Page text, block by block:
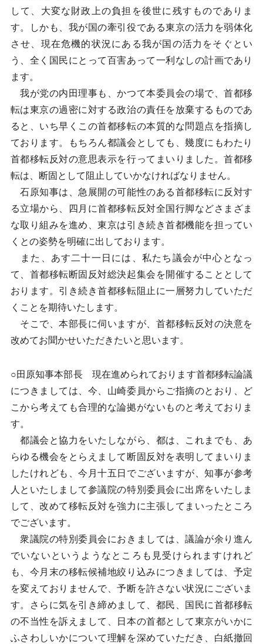
して、大変な財政上の負担を後世に残すものでありま
す。しかも、我が国の牽引役である東京の活力を弱体化
させ、現在危機的状況にある我が国の活力をそぐとい
う、全く国民にとって百害あって一利なしの計画であり
ます。
我が党の内田理事も、かつて本委員会の場で、首都移
転は東京の過密に対する政治の責任を放棄するものであ
ると、いち早くこの首都移転の本質的な問題点を指摘し
ております。もちろん都議会としても、幾度にもわたり
首都移転反対の意思表示を行ってまいりました。首都移
転は、断固として阻止していかなければなりません。
石原知事は、急展開の可能性のある首都移転に反対す
る立場から、四月に首都移転反対全国行脚などさまざま
な取り組みを進め、東京は引き続き首都機能を担ってい
くとの姿勢を明確に出しております。
また、あす二十一日には、私たち議会が中心となっ
て、首都移転断固反対総決起集会を開催することとして
おります。引き続き首都移転阻止に一層努力していただ
くことを期待いたします。
そこで、本部長に伺いますが、首都移転反対の決意を
改めてお聞かせいただきたいと思います。
○田原知事本部長 現在進められております首都移転論議
につきましては、今、山崎委員からご指摘のとおり、ど
こから考えても合理的な論拠がないものと考えておりま
す。
都議会と協力をいたしながら、都は、これまでも、あ
らゆる機会をとらえまして断固反対を表明してまいりま
したけれども、今月十五日でございますが、知事が参考
人といたしまして参議院の特別委員会に出席をいたしま
して、改めて移転反対を強力に主張してまいったところ
でございます。
衆議院の特別委員会におきましては、議論が余り進ん
でいないというようなところも見受けられますけれど
も、今月末の移転候補地絞り込みにつきましては、予定
を変えておりませんで、予断を許さない状況にございま
す。さらに気を引き締めまして、都民、国民に首都移転
の不当性を訴えまして、日本の首都として東京がいかに
ふさわしいかについて理解を深めていただき、白紙撤回